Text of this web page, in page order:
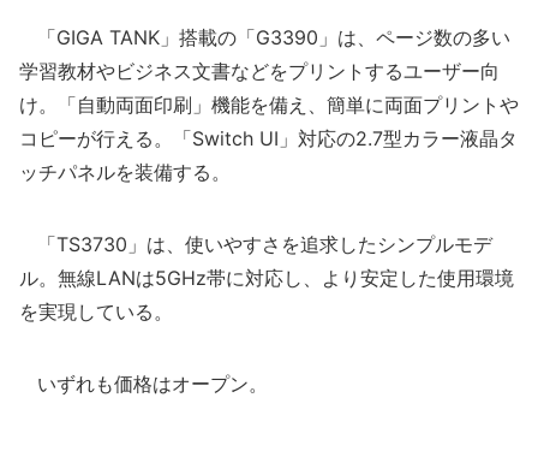
「GIGA TANK」搭載の「G3390」は、ページ数の多い
学習教材やビジネス文書などをプリントするユーザー向
け。「自動両面印刷」機能を備え、簡単に両面プリントや
コピーが行える。「Switch UI」対応の2.7型カラー液晶タ
ッチパネルを装備する。
「TS3730」は、使いやすさを追求したシンプルモデ
ル。無線LANは5GHz帯に対応し、より安定した使用環境
を実現している。
いずれも価格はオープン。